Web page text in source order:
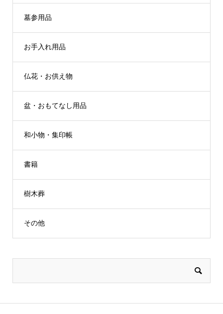
墓参用品
お手入れ用品
仏花・お供え物
盆・おもてなし用品
和小物・集印帳
書籍
樹木葬
その他